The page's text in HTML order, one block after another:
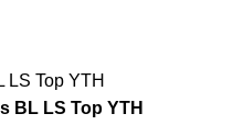
LS Top YTH
BL LS Top YTH